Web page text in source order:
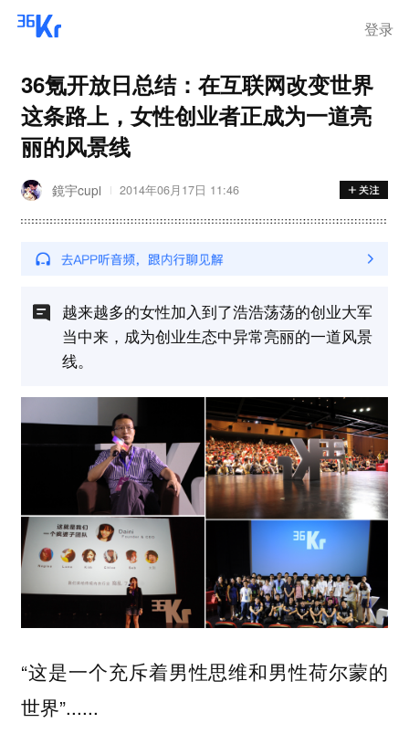
登录
36氪开放日总结：在互联网改变世界
这条路上，女性创业者正成为一道亮
丽的风景线
鏡宇cupl 2014年06月17日 11:46
越来越多的女性加入到了浩浩荡荡的创业大军
当中来，成为创业生态中异常亮丽的一道风景
线。
“这是一个充斥着男性思维和男性荷尔蒙的
世界”......